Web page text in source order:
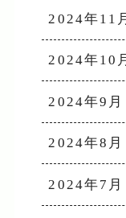
2024年11月
2024年10月
2024年9月
2024年8月
2024年7月